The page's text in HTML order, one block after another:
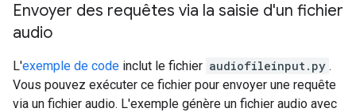
Envoyer des requêtes via la saisie d'un fichier
audio
L'exemple de code inclut le fichier audiofileinput.py .
Vous pouvez exécuter ce fichier pour envoyer une requête
via un fichier audio. L'exemple génère un fichier audio avec